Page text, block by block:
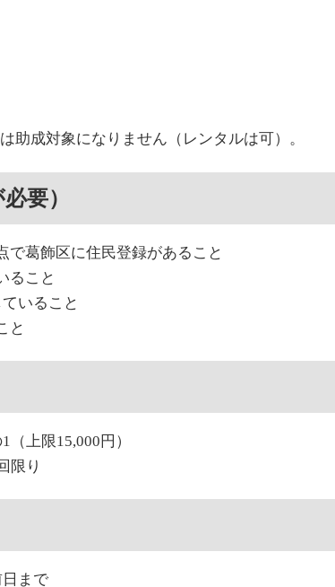
成対象になりません（レンタルは可）。
要）
で葛飾区に住民登録があること
ること
いること
と
上限15,000円）
限り
まで